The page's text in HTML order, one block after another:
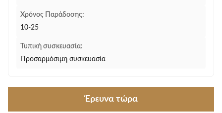
Χρόνος Παράδοσης:
10-25
Τυπική συσκευασία:
Προσαρμόσιμη συσκευασία
Έρευνα τώρα